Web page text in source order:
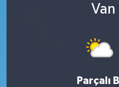
Van
Parçalı